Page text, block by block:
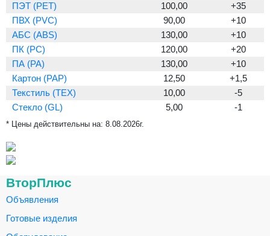
ПЭТ (PET)
100,00
+35
ПВХ (PVC)
90,00
+10
АБС (ABS)
130,00
+10
ПК (PC)
120,00
+20
ПА (PA)
130,00
+10
Картон (PAP)
12,50
+1,5
Текстиль (TEX)
10,00
-5
Стекло (GL)
5,00 -1
* Цены действительны на: 8.08.2026г.
ВторПлюс
Объявления
Готовые изделия